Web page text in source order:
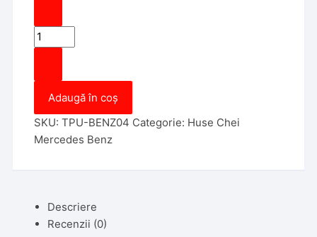
Cantitate
Husa
Smartkey
Mercedes
Benz
3
Adaugă în coș
SKU:TPU-BENZ04 Categorie: Huse Chei
Mercedes Benz
Descriere
Recenzii (0)